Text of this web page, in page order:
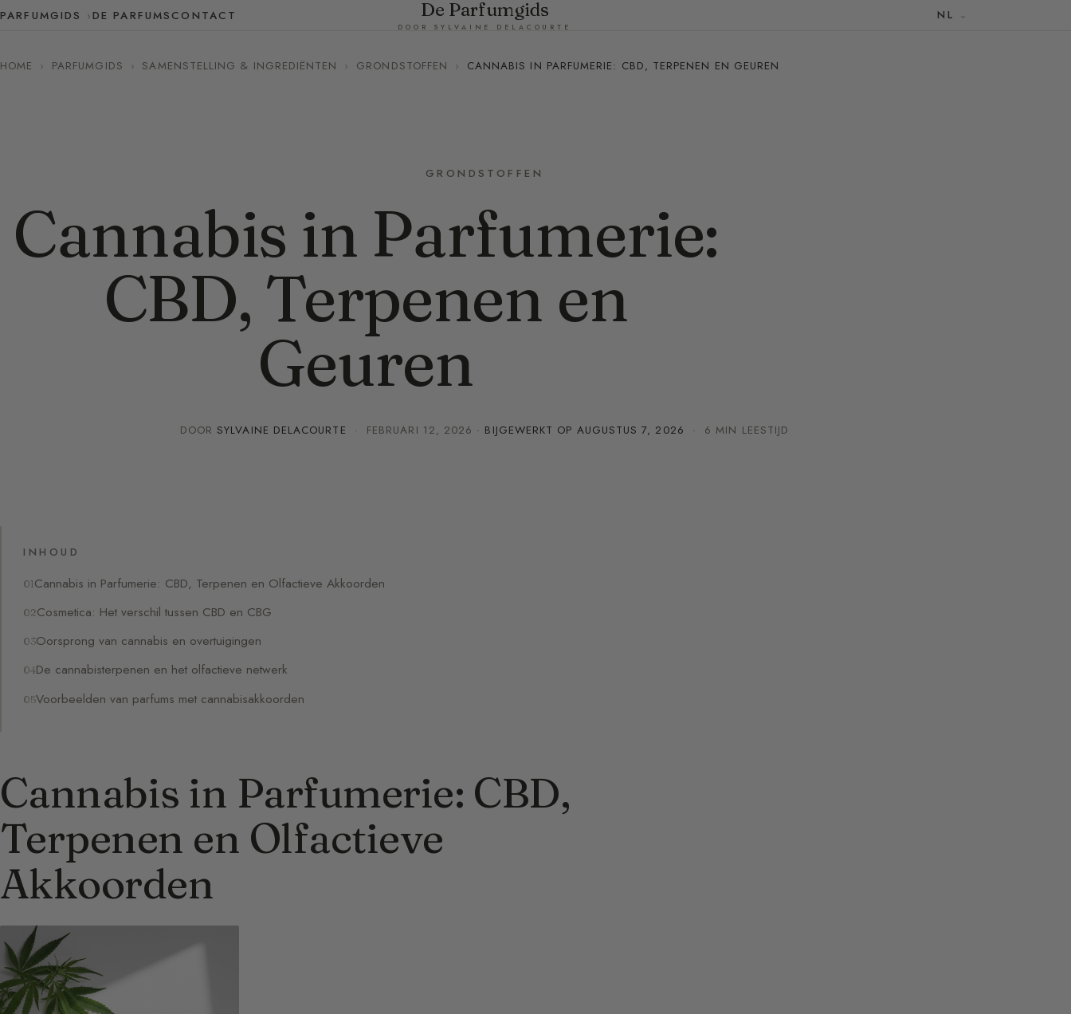
PARFUMGIDS DE PARFUMSCONTACT De Parfumgids
DOOR SYLVAINE DELACOURTE
NL
HOME › PARFUMGIDS › SAMENSTELLING & INGREDIËNTEN › GRONDSTOFFEN › CANNABIS IN PARFUMERIE: CBD, TERPENEN EN GEUREN
GRONDSTOFFEN
Cannabis in Parfumerie:
CBD, Terpenen en
Geuren
DOOR SYLVAINE DELACOURTE · FEBRUARI 12, 2026 · BIJGEWERKT OP AUGUSTUS 7, 2026 · 6 MIN LEESTIJD
INHOUD
Cannabis in Parfumerie: CBD, Terpenen en Olfactieve Akkoorden
Cosmetica: Het verschil tussen CBD en CBG
Oorsprong van cannabis en overtuigingen
De cannabisterpenen en het olfactieve netwerk
Voorbeelden van parfums met cannabisakkoorden
Cannabis in Parfumerie: CBD,
Terpenen en Olfactieve
Akkoorden